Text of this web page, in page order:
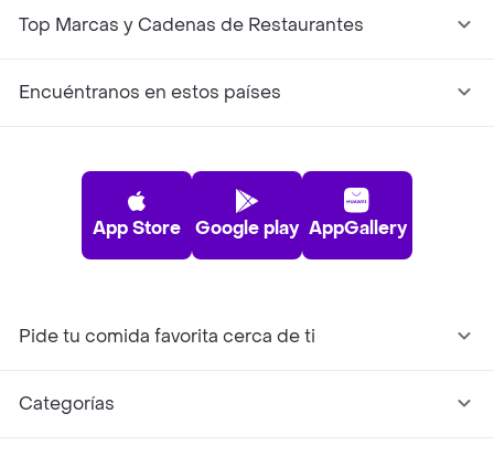
Top Marcas y Cadenas de Restaurantes
Encuéntranos en estos países
App Store Google play AppGallery
Pide tu comida favorita cerca de ti
Categorías